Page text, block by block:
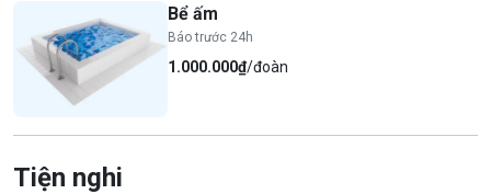
Bể ấm
Báo trước 24h
1.000.000₫/đoàn
Tiện nghi